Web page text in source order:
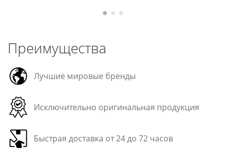
Преимущества
Лучшие мировые бренды
Исключительно оригинальная продукция
Быстрая доставка от 24 до 72 часов